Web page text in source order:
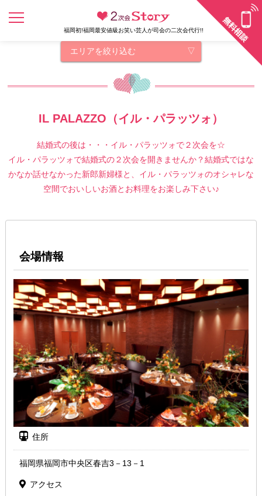
福岡初!福岡最安値級お笑い芸人が司会の二次会代行!!
エリアを絞り込む
IL PALAZZO（イル・パラッツォ）
結婚式の後は・・・イル・パラッツォで２次会を☆
イル・パラッツォで結婚式の２次会を開きませんか？結婚式ではな
かなか話せなかった新郎新婦様と、イル・パラッツォのオシャレな
空間でおいしいお酒とお料理をお楽しみ下さい♪
会場情報
住所
福岡県福岡市中央区春吉3－13－1
アクセス